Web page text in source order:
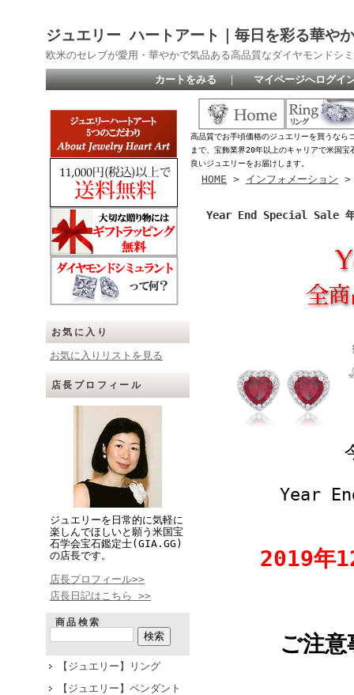
ジュエリー ハートアート｜毎日を彩る華や
欧米のセレブが愛用・華やかで気品ある高品質なダイヤモンドシ
カートをみる ｜ マイページへログイ
お気に入り
お気に入りリストを見る
店長プロフィール
ジュエリーを日常的に気軽に
楽しんでほしいと願う米国宝
石学会宝石鑑定士(GIA.GG)
の店長です。
店長プロフィール>>
店長日記はこちら >>
商品検索
【ジュエリー】リング
【ジュエリー】ペンダント
高品質でお手頃価格のジュエリーを買うなら
まで、宝飾業界20年以上のキャリアで米国
良いジュエリーをお届けします。
HOME > インフォメーション
Year End Special Sale 年
Year
2019年
ご注